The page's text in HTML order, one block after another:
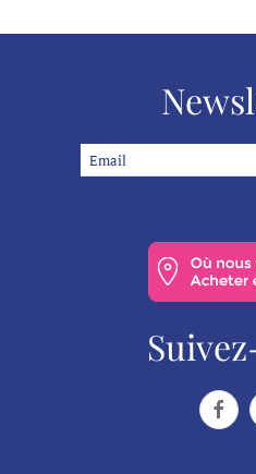
innovative. Attraversodude
budget è fondamentale per